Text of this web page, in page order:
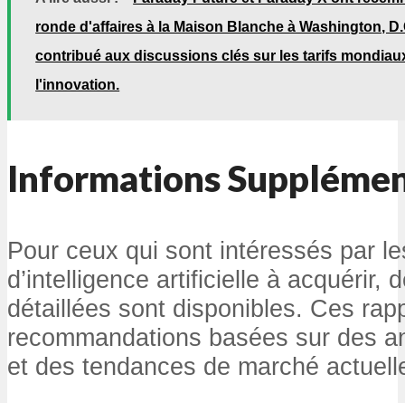
ronde d'affaires à la Maison Blanche à Washington,
contribué aux discussions clés sur les tarifs
l'innovation.
Informations
Pour ceux qui sont intéressés par
d’intelligence artificielle à acquérir,
détaillées sont disponibles. Ces
recommandations basées sur des
et des tendances de marché